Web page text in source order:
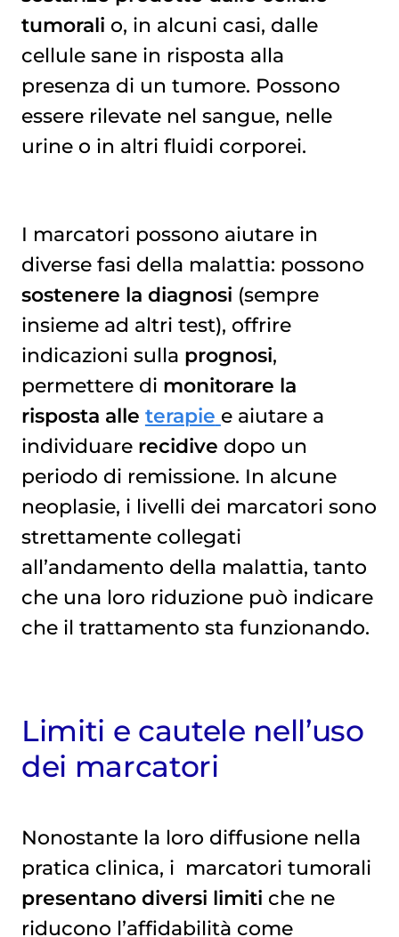
tumorali o, in alcuni casi, dalle
cellule sane in risposta alla
presenza di un tumore. Possono
essere rilevate nel sangue, nelle
urine o in altri fluidi corporei.
I marcatori possono aiutare in
diverse fasi della malattia: possono
sostenere la diagnosi (sempre
insieme ad altri test), offrire
indicazioni sulla prognosi,
permettere di monitorare la
risposta alle terapie e aiutare a
individuare recidive dopo un
periodo di remissione. In alcune
neoplasie, i livelli dei marcatori sono
strettamente collegati
all’andamento della malattia, tanto
che una loro riduzione può indicare
che il trattamento sta funzionando.
Limiti e cautele nell’uso
dei marcatori
Nonostante la loro diffusione nella
pratica clinica, i marcatori tumorali
presentano diversi limiti che ne
riducono l’affidabilità come